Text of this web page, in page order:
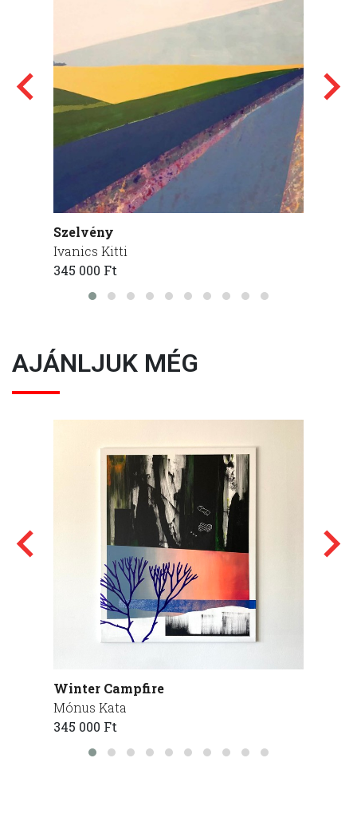
Szelvény
Ivanics Kitti
345 000 Ft
AJÁNLJUK MÉG
Winter Campfire
Mónus Kata
345 000 Ft